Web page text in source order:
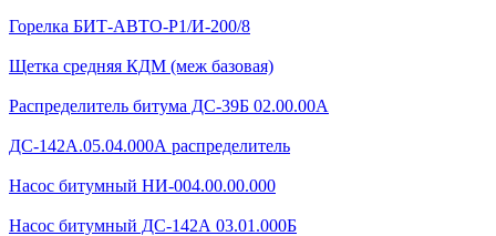
Горелка БИТ-АВТО-Р1/И-200/8
Щетка средняя КДМ (меж базовая)
Распределитель битума ДС-39Б 02.00.00А
ДС-142А.05.04.000А распределитель
Насос битумный НИ-004.00.00.000
Насос битумный ДС-142А 03.01.000Б